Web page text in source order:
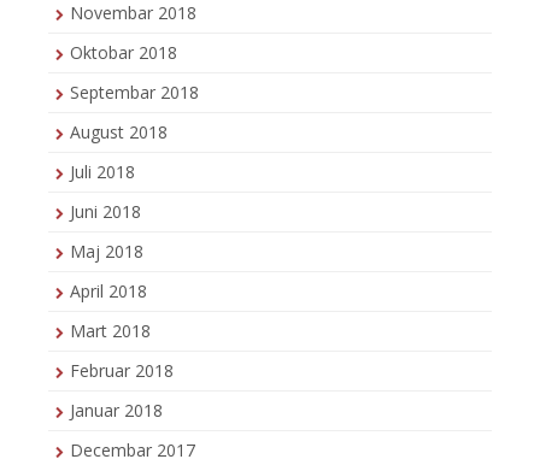
Novembar 2018
Oktobar 2018
Septembar 2018
August 2018
Juli 2018
Juni 2018
Maj 2018
April 2018
Mart 2018
Februar 2018
Januar 2018
Decembar 2017